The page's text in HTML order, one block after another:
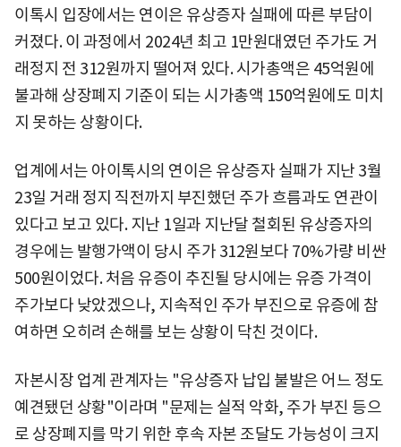
이톡시 입장에서는 연이은 유상증자 실패에 따른 부담이
커졌다. 이 과정에서 2024년 최고 1만원대였던 주가도 거
래정지 전 312원까지 떨어져 있다. 시가총액은 45억원에
불과해 상장폐지 기준이 되는 시가총액 150억원에도 미치
지 못하는 상황이다.
업계에서는 아이톡시의 연이은 유상증자 실패가 지난 3월
23일 거래 정지 직전까지 부진했던 주가 흐름과도 연관이
있다고 보고 있다. 지난 1일과 지난달 철회된 유상증자의
경우에는 발행가액이 당시 주가 312원보다 70%가량 비싼
500원이었다. 처음 유증이 추진될 당시에는 유증 가격이
주가보다 낮았겠으나, 지속적인 주가 부진으로 유증에 참
여하면 오히려 손해를 보는 상황이 닥친 것이다.
자본시장 업계 관계자는 "유상증자 납입 불발은 어느 정도
예견됐던 상황"이라며 "문제는 실적 악화, 주가 부진 등으
로 상장폐지를 막기 위한 후속 자본 조달도 가능성이 크지